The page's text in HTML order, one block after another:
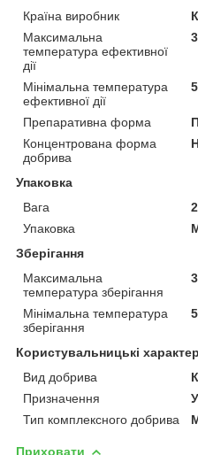
Країна виробник
Максимальна
температура ефективної
дії
Мінімальна температура
ефективної дії
Препаративна форма
Концентрована форма
добрива
Упаковка
Вага
Упаковка
Зберігання
Максимальна
температура зберігання
Мінімальна температура
зберігання
Користувальницькі
Вид добрива
Призначення
Тип комплексного добрива
Приховати